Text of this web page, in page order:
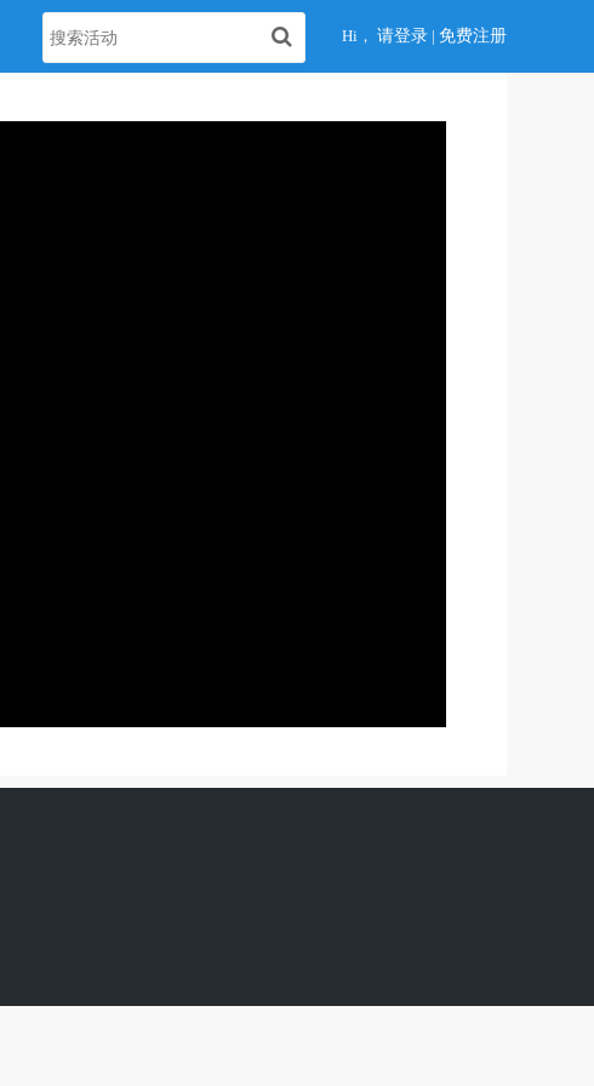
Hi， 请登录 | 免费注册